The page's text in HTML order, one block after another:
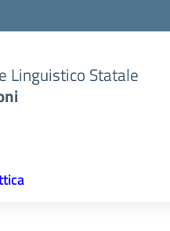
Linguistico Statale